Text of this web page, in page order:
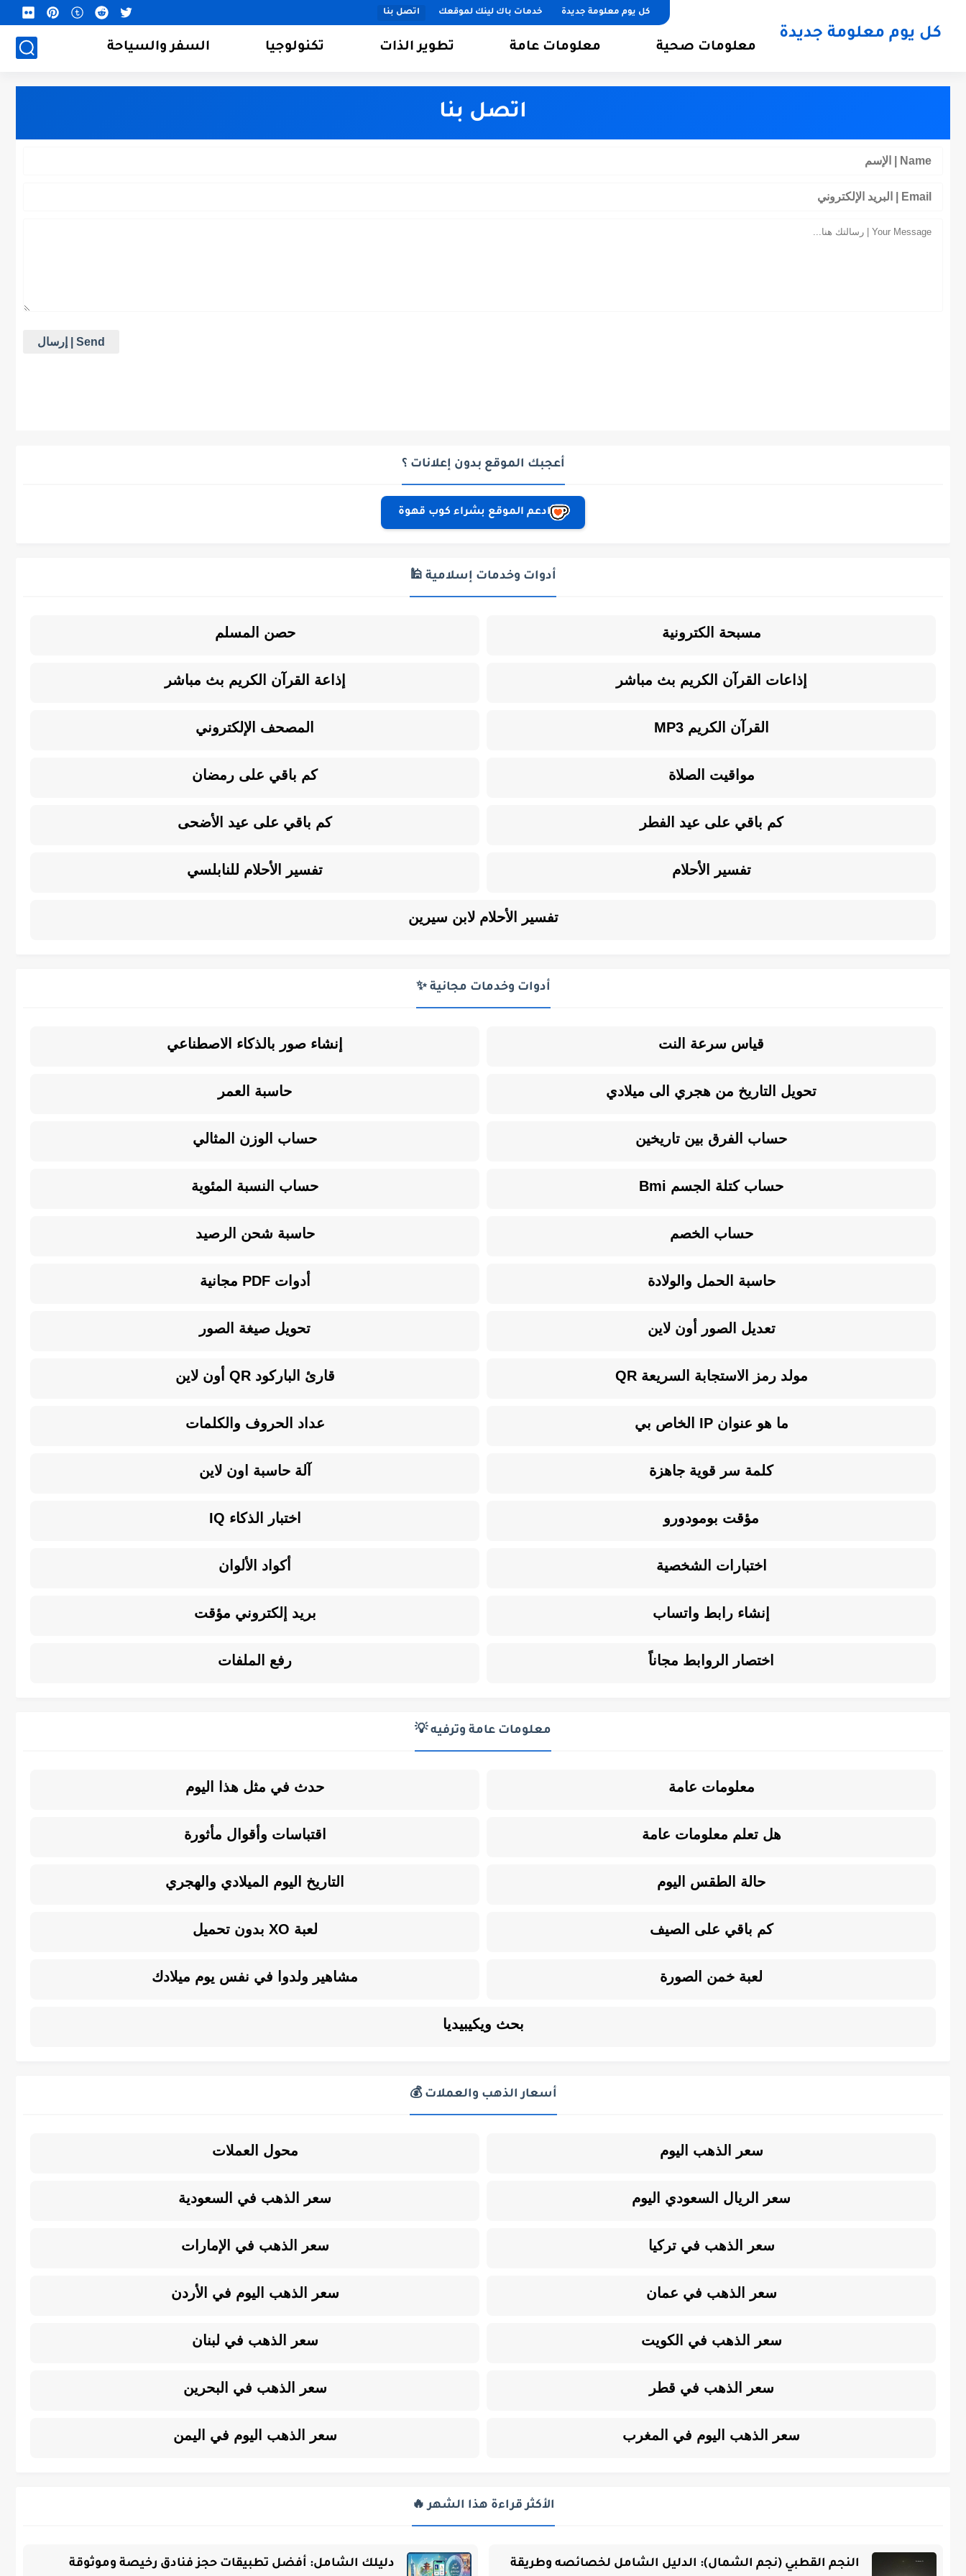
كل يوم معلومة جديدة خدمات باك لينك لموقعك اتصل بنا
كل يوم معلومة جديدة
معلومات صحية معلومات عامة تطوير الذات تكنولوجيا السفر والسياحة
اتصل بنا
أعجبك الموقع بدون إعلانات ؟
ادعم الموقع بشراء كوب قهوة
أدوات وخدمات إسلامية 🕌
مسبحة الكترونية حصن المسلم
إذاعات القرآن الكريم بث مباشر إذاعة القرآن الكريم بث مباشر
القرآن الكريم MP3 المصحف الإلكتروني
مواقيت الصلاة كم باقي على رمضان
كم باقي على عيد الفطر كم باقي على عيد الأضحى
تفسير الأحلام تفسير الأحلام للنابلسي
تفسير الأحلام لابن سيرين
أدوات وخدمات مجانية ✨
قياس سرعة النت إنشاء صور بالذكاء الاصطناعي
تحويل التاريخ من هجري الى ميلادي حاسبة العمر
حساب الفرق بين تاريخين حساب الوزن المثالي
حساب كتلة الجسم Bmi حساب النسبة المئوية
حساب الخصم حاسبة شحن الرصيد
حاسبة الحمل والولادة أدوات PDF مجانية
تعديل الصور أون لاين تحويل صيغة الصور
مولد رمز الاستجابة السريعة QR قارئ الباركود QR أون لاين
ما هو عنوان IP الخاص بي عداد الحروف والكلمات
كلمة سر قوية جاهزة آلة حاسبة اون لاين
مؤقت بومودورو اختبار الذكاء IQ
اختبارات الشخصية أكواد الألوان
إنشاء رابط واتساب بريد إلكتروني مؤقت
اختصار الروابط مجاناً رفع الملفات
معلومات عامة وترفيه 💡
معلومات عامة حدث في مثل هذا اليوم
هل تعلم معلومات عامة اقتباسات وأقوال مأثورة
حالة الطقس اليوم التاريخ اليوم الميلادي والهجري
كم باقي على الصيف لعبة XO بدون تحميل
لعبة خمن الصورة مشاهير ولدوا في نفس يوم ميلادك
بحث ويكيبيديا
أسعار الذهب والعملات 💰
سعر الذهب اليوم محول العملات
سعر الريال السعودي اليوم سعر الذهب في السعودية
سعر الذهب في تركيا سعر الذهب في الإمارات
سعر الذهب في عمان سعر الذهب اليوم في الأردن
سعر الذهب في الكويت سعر الذهب في لبنان
سعر الذهب في قطر سعر الذهب في البحرين
سعر الذهب اليوم في المغرب سعر الذهب اليوم في اليمن
الأكثر قراءة هذا الشهر 🔥
النجم القطبي (نجم الشمال): الدليل الشامل لخصائصه وطريقة دليلك الشامل: أفضل تطبيقات حجز فنادق رخيصة وموثوقة